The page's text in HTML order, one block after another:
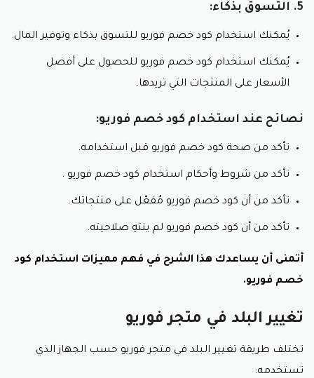
5. التسوق بذكاء:
يُمكنك استخدام كود خصم فوريو للتسوق بذكاء وتوفير المال.
يُمكنك استخدام كود خصم فوريو للحصول على أفضل
الأسعار على المنتجات التي تريدها.
نصائح عند استخدام كود خصم فوريو:
تأكد من صحة كود خصم فوريو قبل استخدامه.
تأكد من شروط وأحكام استخدام كود خصم فوريو .
تأكد من أن كود خصم فوريو مُفعّل على منتجاتك.
تأكد من أن كود خصم فوريو لم ينتهِ صلاحيته.
أتمنى أن يساعدك هذا الشرح في فهم مميزات استخدام كود
خصم فوريو.
تغيير البلد في متجر فوريو
تختلف طريقة تغيير البلد في متجر فوريو حسب الجهاز الذي
تستخدمه: